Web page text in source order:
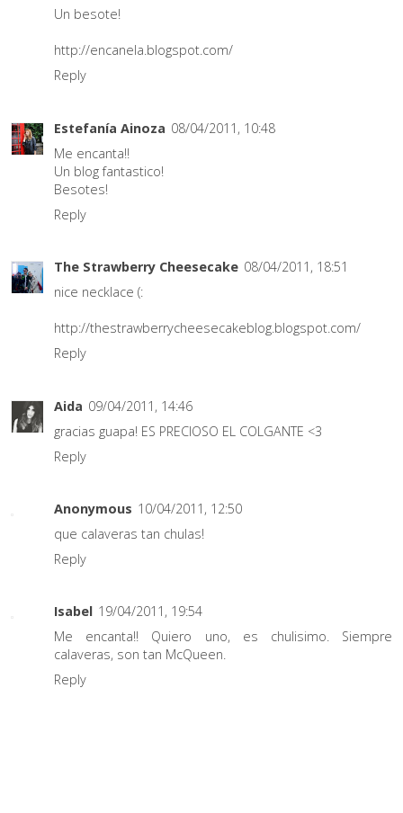
Un besote!
http://encanela.blogspot.com/
Reply
Estefanía Ainoza 08/04/2011, 10:48
Me encanta!!
Un blog fantastico!
Besotes!
Reply
The Strawberry Cheesecake 08/04/2011, 18:51
nice necklace (:
http://thestrawberrycheesecakeblog.blogspot.com/
Reply
Aida 09/04/2011, 14:46
gracias guapa! ES PRECIOSO EL COLGANTE <3
Reply
Anonymous 10/04/2011, 12:50
que calaveras tan chulas!
Reply
Isabel 19/04/2011, 19:54
Me encanta!! Quiero uno, es chulisimo. Siempre
calaveras, son tan McQueen.
Reply